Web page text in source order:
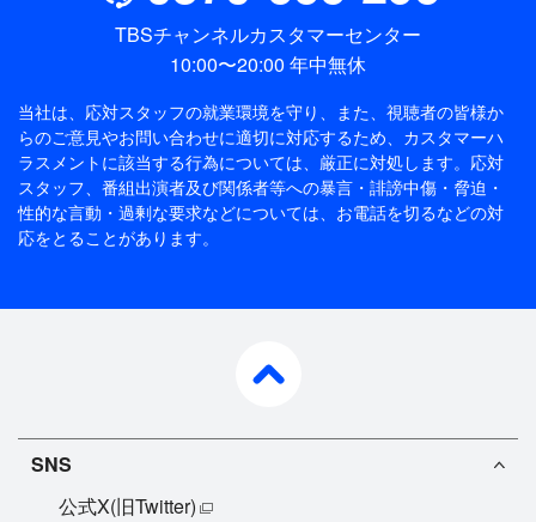
TBSチャンネルカスタマーセンター
10:00〜20:00 年中無休
当社は、応対スタッフの就業環境を守り、また、視聴者の皆様か
らのご意見やお問い合わせに適切に対応するため、 カスタマーハ
ラスメントに該当する行為については、厳正に対処します。応対
スタッフ、番組出演者及び関係者等への暴言・誹謗中傷・脅迫・
性的な言動・過剰な要求などについては、お電話を切るなどの対
応をとることがあります。
SNS
公式X(旧Twitter)